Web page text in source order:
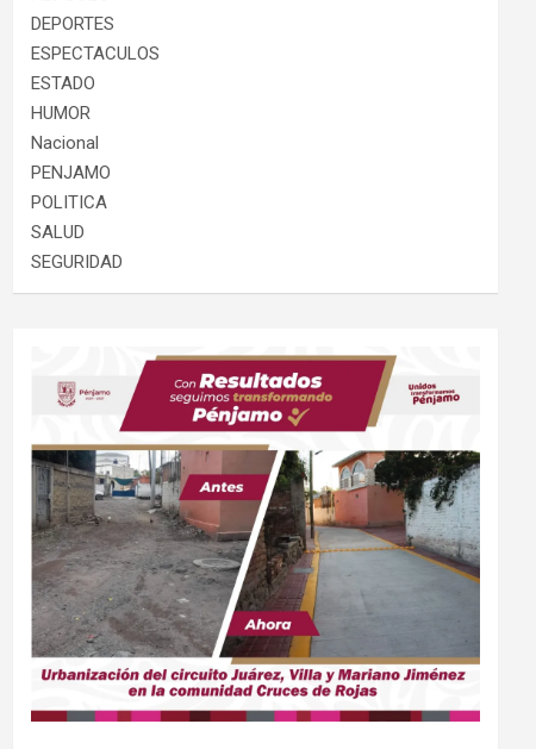
DEPORTES
ESPECTACULOS
ESTADO
HUMOR
Nacional
PENJAMO
POLITICA
SALUD
SEGURIDAD